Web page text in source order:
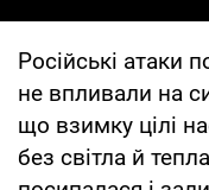
Російські атаки
не впливали на
що взимку цілі
без світла й